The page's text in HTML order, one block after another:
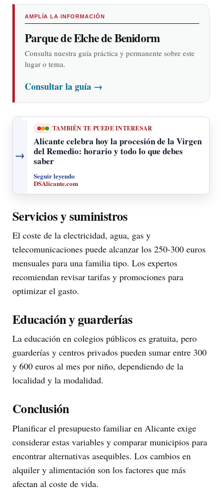
AMPLÍA LA INFORMACIÓN
Parque de Elche de Benidorm
Consulta nuestra guía práctica y permanente sobre este
lugar o tema.
Consultar la guía →
→
TAMBIÉN TE PUEDE INTERESAR
Alicante celebra hoy la procesión de la Virgen
del Remedio: horario y todo lo que debes
saber
Seguir leyendo
DSAlicante.com
Servicios y suministros
El coste de la electricidad, agua, gas y
telecomunicaciones puede alcanzar los 250-300 euros
mensuales para una familia tipo. Los expertos
recomiendan revisar tarifas y promociones para
optimizar el gasto.
Educación y guarderías
La educación en colegios públicos es gratuita, pero
guarderías y centros privados pueden sumar entre 300
y 600 euros al mes por niño, dependiendo de la
localidad y la modalidad.
Conclusión
Planificar el presupuesto familiar en Alicante exige
considerar estas variables y comparar municipios para
encontrar alternativas asequibles. Los cambios en
alquiler y alimentación son los factores que más
afectan al coste de vida.